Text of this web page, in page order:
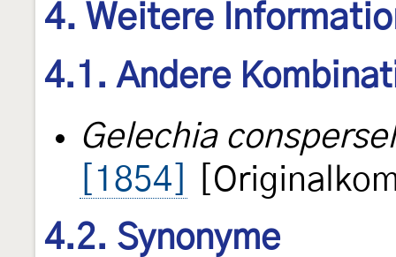
4. Weitere
4.1. Andere
Gelechia
[1854]
4.2. Synonyme